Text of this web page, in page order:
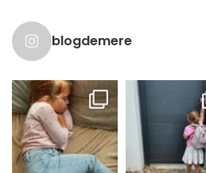
blogdemere